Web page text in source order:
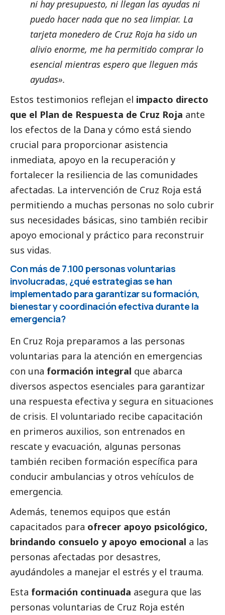
ni hay presupuesto, ni llegan las ayudas ni
puedo hacer nada que no sea limpiar. La
tarjeta monedero de Cruz Roja ha sido un
alivio enorme, me ha permitido comprar lo
esencial mientras espero que lleguen más
ayudas».
Estos testimonios reflejan el impacto directo
que el Plan de Respuesta de Cruz Roja ante
los efectos de la Dana y cómo está siendo
crucial para proporcionar asistencia
inmediata, apoyo en la recuperación y
fortalecer la resiliencia de las comunidades
afectadas. La intervención de Cruz Roja está
permitiendo a muchas personas no solo cubrir
sus necesidades básicas, sino también recibir
apoyo emocional y práctico para reconstruir
sus vidas.
Con más de 7.100 personas voluntarias
involucradas, ¿qué estrategias se han
implementado para garantizar su formación,
bienestar y coordinación efectiva durante la
emergencia?
En Cruz Roja preparamos a las personas
voluntarias para la atención en emergencias
con una formación integral que abarca
diversos aspectos esenciales para garantizar
una respuesta efectiva y segura en situaciones
de crisis. El voluntariado recibe capacitación
en primeros auxilios, son entrenados en
rescate y evacuación, algunas personas
también reciben formación específica para
conducir ambulancias y otros vehículos de
emergencia.
Además, tenemos equipos que están
capacitados para ofrecer apoyo psicológico,
brindando consuelo y apoyo emocional a las
personas afectadas por desastres,
ayudándoles a manejar el estrés y el trauma.
Esta formación continuada asegura que las
personas voluntarias de Cruz Roja estén